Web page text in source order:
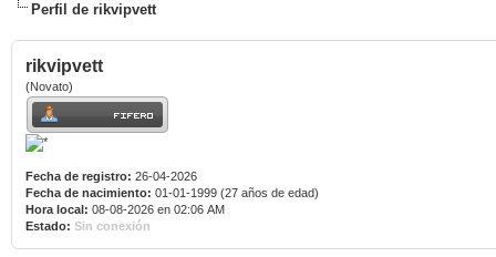
Perfil de rikvipvett
rikvipvett
(Novato)
Fecha de registro: 26-04-2026
Fecha de nacimiento: 01-01-1999 (27 años de edad)
Hora local: 08-08-2026 en 02:06 AM
Estado: Sin conexión